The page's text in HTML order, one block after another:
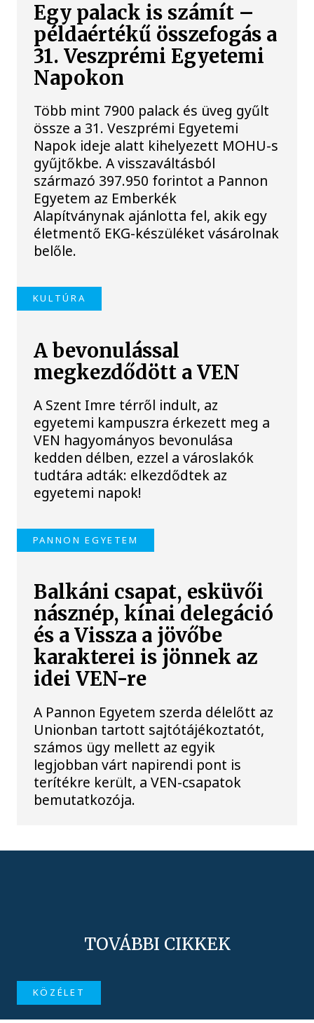
Egy palack is számít –
példaértékű összefogás a
31. Veszprémi Egyetemi
Napokon
Több mint 7900 palack és üveg gyűlt
össze a 31. Veszprémi Egyetemi
Napok ideje alatt kihelyezett MOHU-s
gyűjtőkbe. A visszaváltásból
származó 397.950 forintot a Pannon
Egyetem az Emberkék
Alapítványnak ajánlotta fel, akik egy
életmentő EKG-készüléket vásárolnak
belőle.
KULTÚRA
A bevonulással
megkezdődött a VEN
A Szent Imre térről indult, az
egyetemi kampuszra érkezett meg a
VEN hagyományos bevonulása
kedden délben, ezzel a városlakók
tudtára adták: elkezdődtek az
egyetemi napok!
PANNON EGYETEM
Balkáni csapat, esküvői
násznép, kínai delegáció
és a Vissza a jövőbe
karakterei is jönnek az
idei VEN-re
A Pannon Egyetem szerda délelőtt az
Unionban tartott sajtótájékoztatót,
számos ügy mellett az egyik
legjobban várt napirendi pont is
terítékre került, a VEN-csapatok
bemutatkozója.
TOVÁBBI CIKKEK
KÖZÉLET